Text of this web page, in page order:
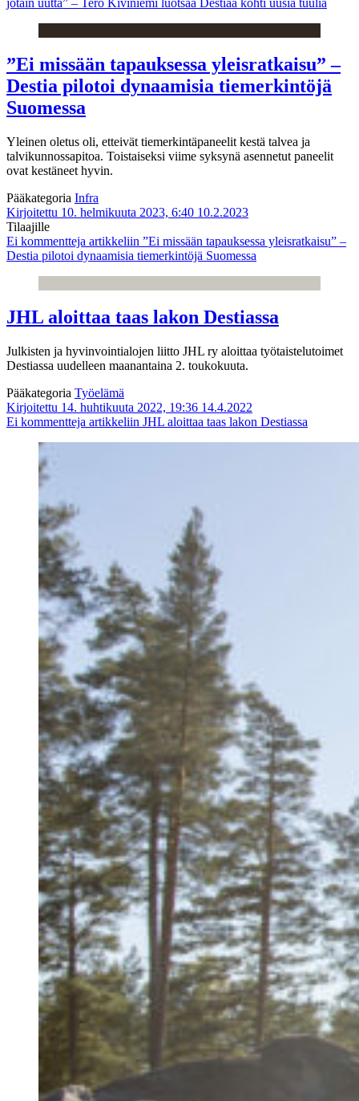
jotain uutta” – Tero Kiviniemi luotsaa Destiaa kohti uusia tuulia
”Ei missään tapauksessa yleisratkaisu” –
Destia pilotoi dynaamisia tiemerkintöjä
Suomessa
Yleinen oletus oli, etteivät tiemerkintäpaneelit kestä talvea ja
talvikunnossapitoa. Toistaiseksi viime syksynä asennetut paneelit
ovat kestäneet hyvin.
Pääkategoria Infra
Kirjoitettu 10. helmikuuta 2023, 6:40 10.2.2023
Tilaajille
Ei kommentteja artikkeliin ”Ei missään tapauksessa yleisratkaisu” –
Destia pilotoi dynaamisia tiemerkintöjä Suomessa
JHL aloittaa taas lakon Destiassa
Julkisten ja hyvinvointialojen liitto JHL ry aloittaa työtaistelutoimet
Destiassa uudelleen maanantaina 2. toukokuuta.
Pääkategoria Työelämä
Kirjoitettu 14. huhtikuuta 2022, 19:36 14.4.2022
Ei kommentteja artikkeliin JHL aloittaa taas lakon Destiassa